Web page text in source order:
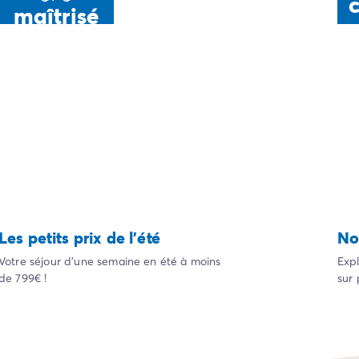
maîtrisé
petits prix de l'été
séjour d'une semaine en été à moins
799€ !
sur